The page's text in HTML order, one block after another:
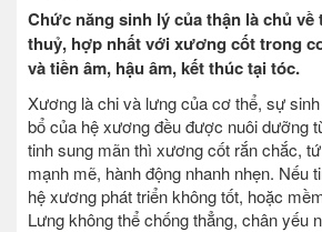
Chức năng sinh lý của thận là chủ về
thuỷ, hợp nhất với xương cốt trong
và tiền âm, hậu âm, kết thúc tại tóc.
Xương là chi và lưng của cơ thể, sự
bổ của hệ xương đều được nuôi dưỡng
tinh sung mãn thì xương cốt rắn chắc,
mạnh mẽ, hành động nhanh nhẹn. Nếu
hệ xương phát triển không tốt, hoặc
Lưng không thể chống thẳng, chân yếu